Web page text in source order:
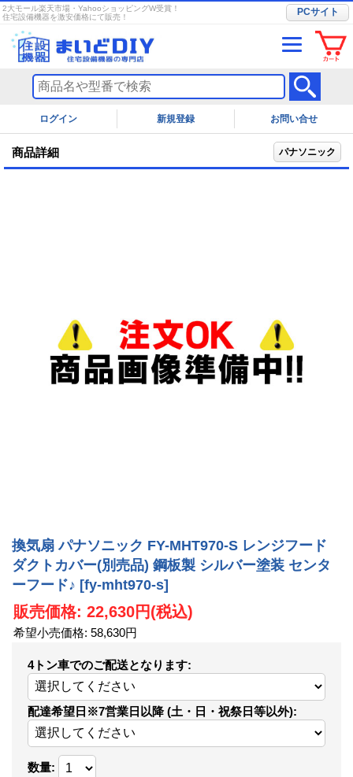
2大モール楽天市場・YahooショッピングW受賞！
住宅設備機器を激安価格にて販売！
PCサイト
ログイン お問い合せ
商品詳細 パナソニック
換気扇 パナソニック FY-MHT970-S レンジフード
ダクトカバー(別売品) 鋼板製 シルバー塗装 センタ
ーフード♪ [fy-mht970-s]
販売価格: 22,630円(税込)
希望小売価格: 58,630円
4トン車でのご配送となります:
配達希望日※7営業日以降 (土・日・祝祭日等以外):
数量: